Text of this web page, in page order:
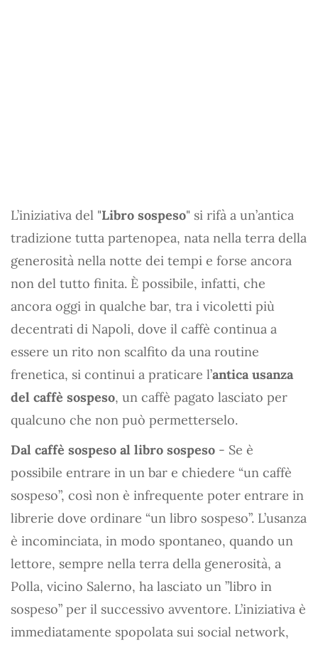
L’iniziativa del "Libro sospeso" si rifà a un’antica
tradizione tutta partenopea, nata nella terra della
generosità nella notte dei tempi e forse ancora
non del tutto finita. È possibile, infatti, che
ancora oggi in qualche bar, tra i vicoletti più
decentrati di Napoli, dove il caffè continua a
essere un rito non scalfito da una routine
frenetica, si continui a praticare l’antica usanza
del caffè sospeso, un caffè pagato lasciato per
qualcuno che non può permetterselo.
Dal caffè sospeso al libro sospeso - Se è
possibile entrare in un bar e chiedere “un caffè
sospeso”, così non è infrequente poter entrare in
librerie dove ordinare “un libro sospeso”. L’usanza
è incominciata, in modo spontaneo, quando un
lettore, sempre nella terra della generosità, a
Polla, vicino Salerno, ha lasciato un ”libro in
sospeso” per il successivo avventore. L’iniziativa è
immediatamente spopolata sui social network,